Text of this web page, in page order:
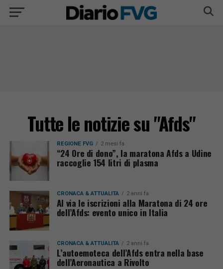
Tutte le notizie su "Afds"
REGIONE FVG 2 mesi fa
“24 Ore di dono”, la maratona Afds a Udine
raccoglie 154 litri di plasma
CRONACA & ATTUALITÀ 2 anni fa
Al via le iscrizioni alla Maratona di 24 ore
dell’Afds: evento unico in Italia
CRONACA & ATTUALITÀ 2 anni fa
L’autoemoteca dell’Afds entra nella base
dell’Aeronautica a Rivolto